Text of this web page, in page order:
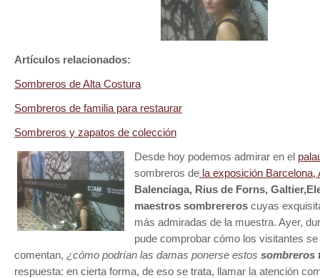
Artículos relacionados:
Sombreros de Alta Costura
Sombreros de familia para restaurar
Sombreros y zapatos de colección
Desde hoy podemos admirar en el
sombreros de la exposición Barcelona,
Balenciaga, Rius de Forns,
maestros sombrereros cuyas
más admiradas de la muestra. Ayer,
pude comprobar cómo los visitantes
comentan, ¿cómo podrían las damas ponerse estos sombreros
respuesta: en cierta forma, de eso se trata, llamar la atención